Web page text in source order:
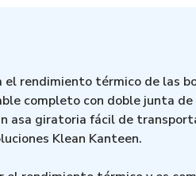
rendimiento térmico de las
completo con doble junta de
asa giratoria fácil de
Klean Kanteen.